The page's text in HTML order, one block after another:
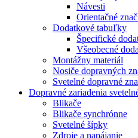
Návesti
Orientačné
Dodatkové tabuľky
Špecifické
Všeobecné
Montážny materiál
Nosiče dopravných
Svetelné dopravné
Dopravné zariadenia
Blikače
Blikače synchrónne
Svetelné šípky
Zdroje a napájanie